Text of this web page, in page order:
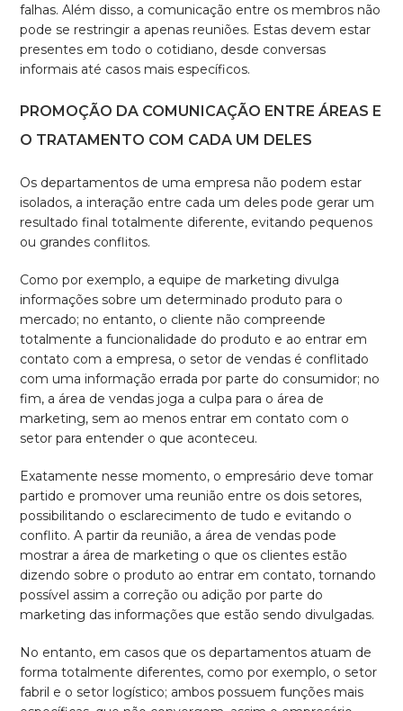
falhas. Além disso, a comunicação entre os membros não
pode se restringir a apenas reuniões. Estas devem estar
presentes em todo o cotidiano, desde conversas
informais até casos mais específicos.
PROMOÇÃO DA COMUNICAÇÃO ENTRE ÁREAS E
O TRATAMENTO COM CADA UM DELES
Os departamentos de uma empresa não podem estar
isolados, a interação entre cada um deles pode gerar um
resultado final totalmente diferente, evitando pequenos
ou grandes conflitos.
Como por exemplo, a equipe de marketing divulga
informações sobre um determinado produto para o
mercado; no entanto, o cliente não compreende
totalmente a funcionalidade do produto e ao entrar em
contato com a empresa, o setor de vendas é conflitado
com uma informação errada por parte do consumidor; no
fim, a área de vendas joga a culpa para o área de
marketing, sem ao menos entrar em contato com o
setor para entender o que aconteceu.
Exatamente nesse momento, o empresário deve tomar
partido e promover uma reunião entre os dois setores,
possibilitando o esclarecimento de tudo e evitando o
conflito. A partir da reunião, a área de vendas pode
mostrar a área de marketing o que os clientes estão
dizendo sobre o produto ao entrar em contato, tornando
possível assim a correção ou adição por parte do
marketing das informações que estão sendo divulgadas.
No entanto, em casos que os departamentos atuam de
forma totalmente diferentes, como por exemplo, o setor
fabril e o setor logístico; ambos possuem funções mais